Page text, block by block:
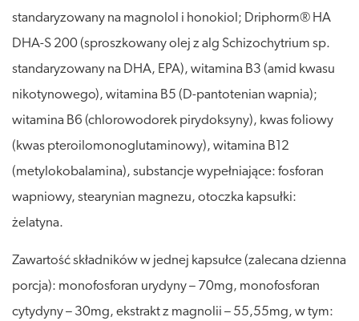
standaryzowany na magnolol i honokiol; Driphorm® HA
DHA-S 200 (sproszkowany olej z alg Schizochytrium sp.
standaryzowany na DHA, EPA), witamina B3 (amid kwasu
nikotynowego), witamina B5 (D-pantotenian wapnia);
witamina B6 (chlorowodorek pirydoksyny), kwas foliowy
(kwas pteroilomonoglutaminowy), witamina B12
(metylokobalamina), substancje wypełniające: fosforan
wapniowy, stearynian magnezu, otoczka kapsułki:
żelatyna.
Zawartość składników w jednej kapsułce (zalecana dzienna
porcja): monofosforan urydyny – 70mg, monofosforan
cytydyny – 30mg, ekstrakt z magnolii – 55,55mg, w tym: